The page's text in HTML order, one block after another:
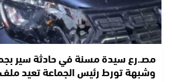
مصـ.رع سيدة مسنة في حادثة سير
وشبهة تورط رئيس الجماعة تعيد